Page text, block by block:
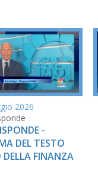
2026
-
DEL TESTO
DELLA FINANZA